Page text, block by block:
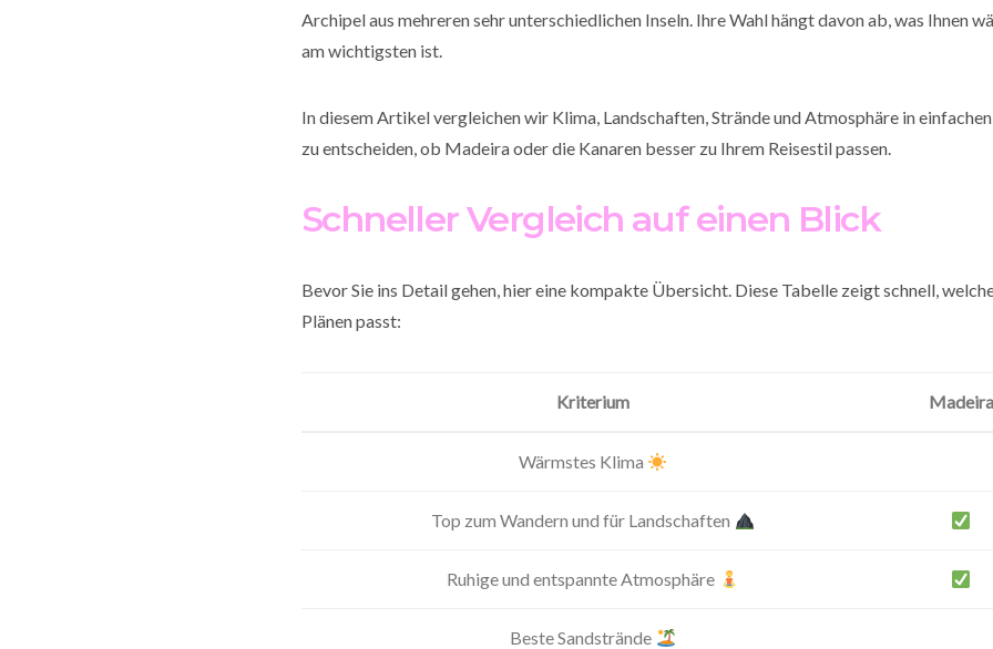
Archipel aus mehreren sehr unterschiedlichen Inseln. Ihre Wahl hängt davon ab, was Ihnen
am wichtigsten ist.
In diesem Artikel vergleichen wir Klima, Landschaften, Strände und Atmosphäre in
zu entscheiden, ob Madeira oder die Kanaren besser zu Ihrem Reisestil passen.
Schneller Vergleich auf einen Blick
Bevor Sie ins Detail gehen, hier eine kompakte Übersicht. Diese Tabelle zeigt schnell,
Plänen passt:
Kriterium Madeira
Wärmstes Klima
Top zum Wandern und für Landschaften
Ruhige und entspannte Atmosphäre
Beste Sandstrände